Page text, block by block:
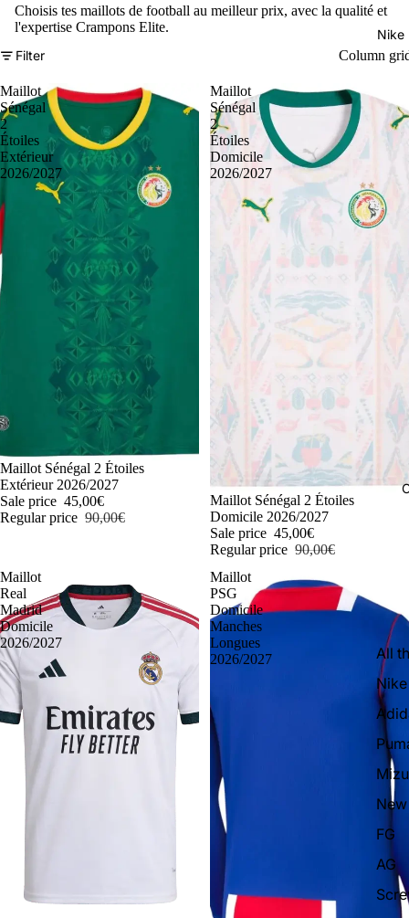
Nike
All
Nike
FG
AG
Choisis tes maillots de football au meilleur prix, avec la qualité et
l'expertise Crampons Elite.
Filter
Column
Maillot
Sénégal
2
Étoiles
Extérieur
2026/2027
-50%
Maillot Sénégal 2 Étoiles
Extérieur 2026/2027
Sale price 45,00€
Regular price 90,00€
Maillot
Sénégal
2
Étoiles
Domicile
2026/2027
-50%
Maillot Sénégal 2 Étoiles
Domicile 2026/2027
Sale price 45,00€
Regular price 90,00€
Maillot
Real
Madrid
Domicile
2026/2027
Maillot
PSG
Domicile
Manches
Longues
2026/2027